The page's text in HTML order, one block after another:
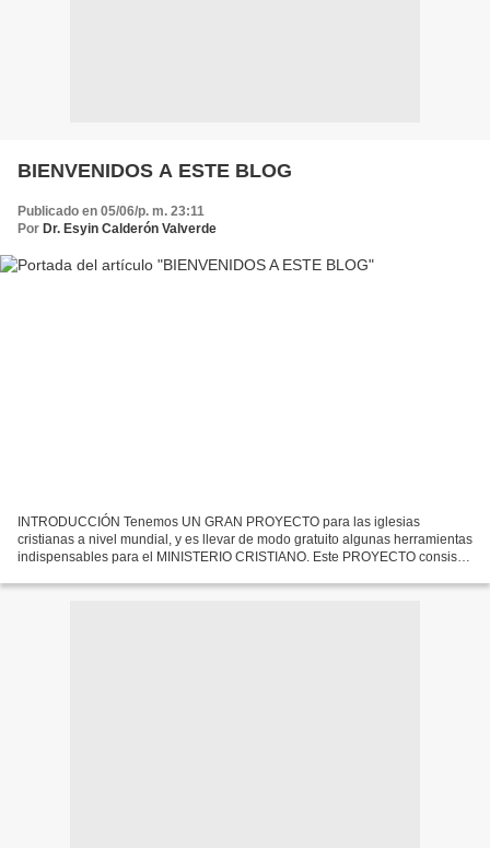
BIENVENIDOS A ESTE BLOG
Publicado en 05/06/p. m. 23:11
Por Dr. Esyin Calderón Valverde
INTRODUCCIÓN Tenemos UN GRAN PROYECTO para las iglesias
cristianas a nivel mundial, y es llevar de modo gratuito algunas herramientas
indispensables para el MINISTERIO CRISTIANO. Este PROYECTO consiste